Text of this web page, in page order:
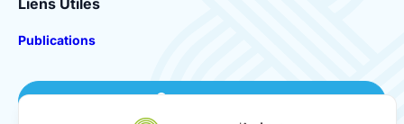
Liens Utiles
Publications
Se connecter